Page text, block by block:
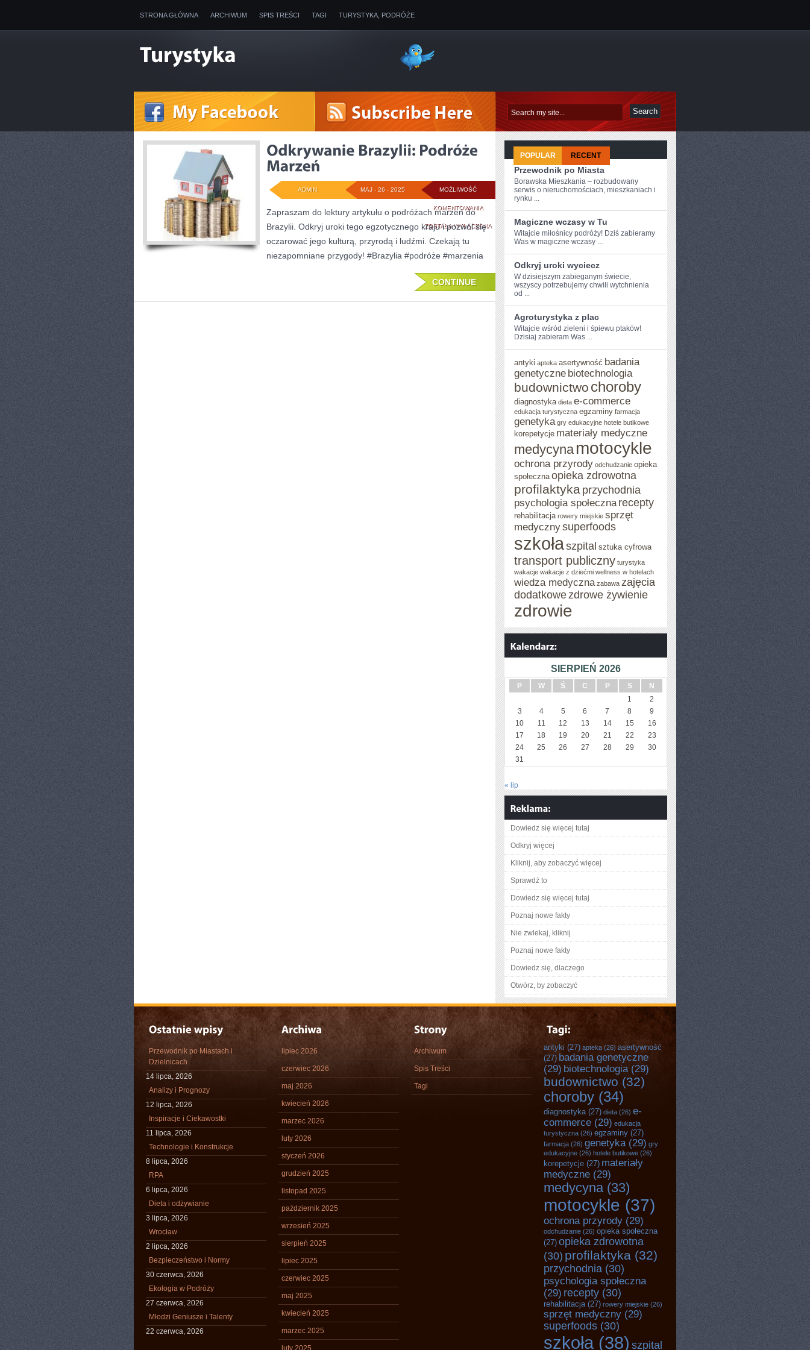
STRONA GŁÓWNA ARCHIWUM SPIS TREŚCI TAGI TURYSTYKA, PODRÓŻE
MOŻLIWOŚĆ
KOMENTOWANIAODKRYWANIE
BRAZYLII:
PODRÓŻE
MARZEŃ
ZOSTAŁA WYŁĄCZONA
MAJ - 26 - 2025
ADMIN
Zapraszam do lektury artykułu o podróżach marzeń do
Brazylii. Odkryj uroki tego egzotycznego kraju i pozwól się
oczarować jego kulturą, przyrodą i ludźmi. Czekają tu
niezapomniane przygody! #Brazylia #podróże #marzenia
CONTINUE
POPULAR RECENT
Przewodnik po Miasta
Borawska Mieszkania – rozbudowany
serwis o nieruchomościach, mieszkaniach i
rynku ...
Magiczne wczasy w Tu
Witajcie miłośnicy ‍podróży! Dziś zabieramy
Was ⁢w magiczne wczasy ...
Odkryj uroki wyciecz
W dzisiejszym ​zabieganym świecie,
wszyscy potrzebujemy chwili wytchnienia
⁣od ...
Agroturystyka z plac
Witajcie wśród zieleni i śpiewu ptaków!
Dzisiaj zabieram Was ...
antyki apteka asertywność badania
genetyczne biotechnologia
budownictwo choroby
diagnostyka dieta e-commerce
edukacja turystyczna egzaminy farmacja
genetyka gry edukacyjne hotele butikowe
korepetycje materiały medyczne
medycyna motocykle
ochrona przyrody odchudzanie opieka
społeczna opieka zdrowotna
profilaktyka przychodnia
psychologia społeczna recepty
rehabilitacja rowery miejskie sprzęt
medycznysuperfoods
szkołaszpital sztuka cyfrowa
transport publiczny turystyka
wakacje wakacje z dziećmi wellness w hotelach
wiedza medyczna zabawa zajęcia
dodatkowezdrowe żywienie
zdrowie
SIERPIEŃ 2026
P W Ś C P S
N
1
2
3
4 5 6 7 8
9
10
11 12 13 14 15
16
17
18 19 20 21 22
23
24
25 26 27 28 29
30
31
« lip
Dowiedz się więcej tutaj
Odkryj więcej
Kliknij, aby zobaczyć więcej
Sprawdź to
Dowiedz się więcej tutaj
Poznaj nowe fakty
Nie zwlekaj, kliknij
Poznaj nowe fakty
Dowiedz się, dlaczego
Otwórz, by zobaczyć
Przewodnik po Miastach i
Dzielnicach
14 lipca, 2026
Analizy i Prognozy
12 lipca, 2026
Inspiracje i Ciekawostki
11 lipca, 2026
Technologie i Konstrukcje
8 lipca, 2026
RPA
6 lipca, 2026
Dieta i odżywianie
3 lipca, 2026
Wrocław
2 lipca, 2026
Bezpieczeństwo i Normy
30 czerwca, 2026
Ekologia w Podróży
27 czerwca, 2026
Młodzi Geniusze i Talenty
22 czerwca, 2026
lipiec 2026
czerwiec 2026
maj 2026
kwiecień 2026
marzec 2026
luty 2026
styczeń 2026
grudzień 2025
listopad 2025
październik 2025
wrzesień 2025
sierpień 2025
lipiec 2025
czerwiec 2025
maj 2025
kwiecień 2025
marzec 2025
luty 2025
Archiwum
Spis Treści
Tagi
antyki (27) apteka (26) asertywność
(27) badania genetyczne
(29) biotechnologia (29)
budownictwo (32)
choroby (34)
diagnostyka(27) dieta (26) e-
commerce (29) edukacja
turystyczna (26) egzaminy (27)
farmacja (26) genetyka (29) gry
edukacyjne (26) hotele butikowe (26)
korepetycje (27) materiały
medyczne (29)
medycyna(33)
motocykle (37)
ochrona przyrody (29)
odchudzanie (26) opieka społeczna
(27) opieka zdrowotna
(30) profilaktyka (32)
przychodnia (30)
psychologia społeczna
(29) recepty (30)
rehabilitacja(27) rowery miejskie (26)
sprzęt medyczny (29)
superfoods (30)
szkoła (38) szpital